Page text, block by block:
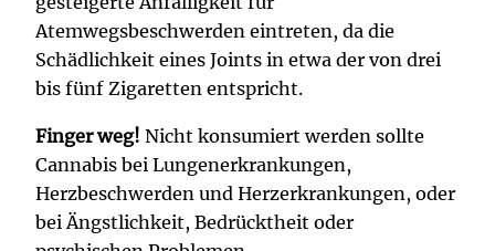
Atemwegsbeschwerden eintreten, da die
Schädlichkeit eines Joints in etwa der von drei
bis fünf Zigaretten entspricht.
Finger weg! Nicht konsumiert werden sollte
Cannabis bei Lungenerkrankungen,
Herzbeschwerden und Herzerkrankungen, oder
bei Ängstlichkeit, Bedrücktheit oder